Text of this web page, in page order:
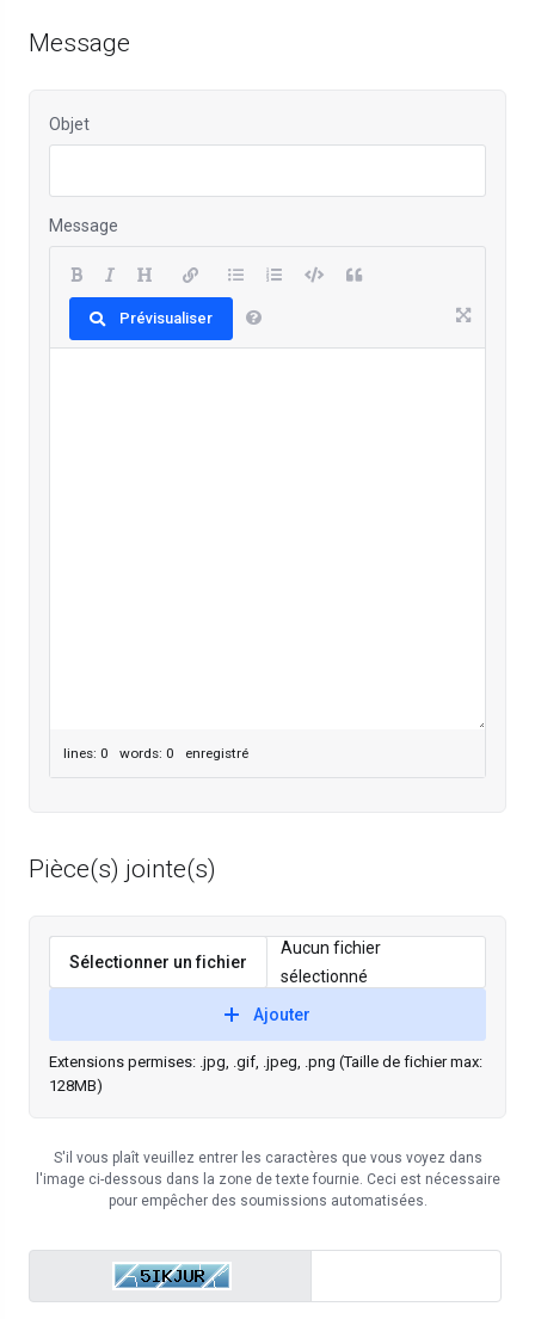
Message
Objet
Message
Prévisualiser
lines: 0 words: 0 enregistré
Pièce(s) jointe(s)
Sélectionner un fichier
Aucun fichier
sélectionné
Ajouter
Extensions permises: .jpg, .gif, .jpeg, .png (Taille de fichier max:
128MB)
S'il vous plaît veuillez entrer les caractères que vous voyez dans
l'image ci-dessous dans la zone de texte fournie. Ceci est nécessaire
pour empêcher des soumissions automatisées.